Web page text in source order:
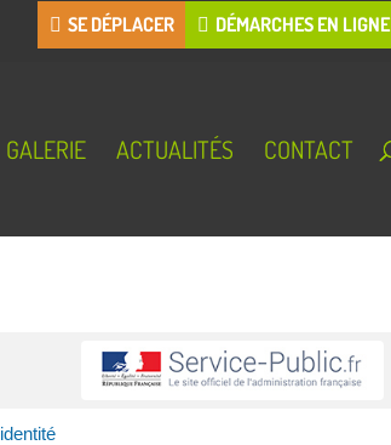
SE DÉPLACER DÉMARCHES EN LIGNE
GALERIE ACTUALITÉS CONTACT